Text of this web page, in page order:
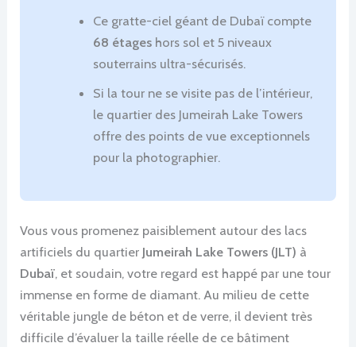
Ce gratte-ciel géant de Dubaï compte
68 étages hors sol et 5 niveaux
souterrains ultra-sécurisés.
Si la tour ne se visite pas de l’intérieur,
le quartier des Jumeirah Lake Towers
offre des points de vue exceptionnels
pour la photographier.
Vous vous promenez paisiblement autour des lacs
artificiels du quartier Jumeirah Lake Towers (JLT) à
Dubaï, et soudain, votre regard est happé par une tour
immense en forme de diamant. Au milieu de cette
véritable jungle de béton et de verre, il devient très
difficile d’évaluer la taille réelle de ce bâtiment